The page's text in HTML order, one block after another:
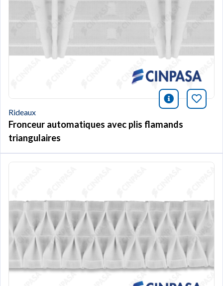
icono
Rideaux
Fronceur automatiques avec plis flamands
triangulaires